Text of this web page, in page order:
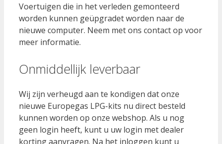
Voertuigen die in het verleden gemonteerd
worden kunnen geüpgradet worden naar de
nieuwe computer. Neem met ons contact op voor
meer informatie.
Onmiddellijk leverbaar
Wij zijn verheugd aan te kondigen dat onze
nieuwe Europegas LPG-kits nu direct besteld
kunnen worden op onze webshop. Als u nog
geen login heeft, kunt u uw login met dealer
korting aanvragen. Na het inloggen kunt u